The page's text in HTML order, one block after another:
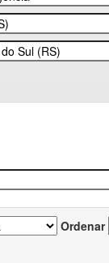
Ordenar